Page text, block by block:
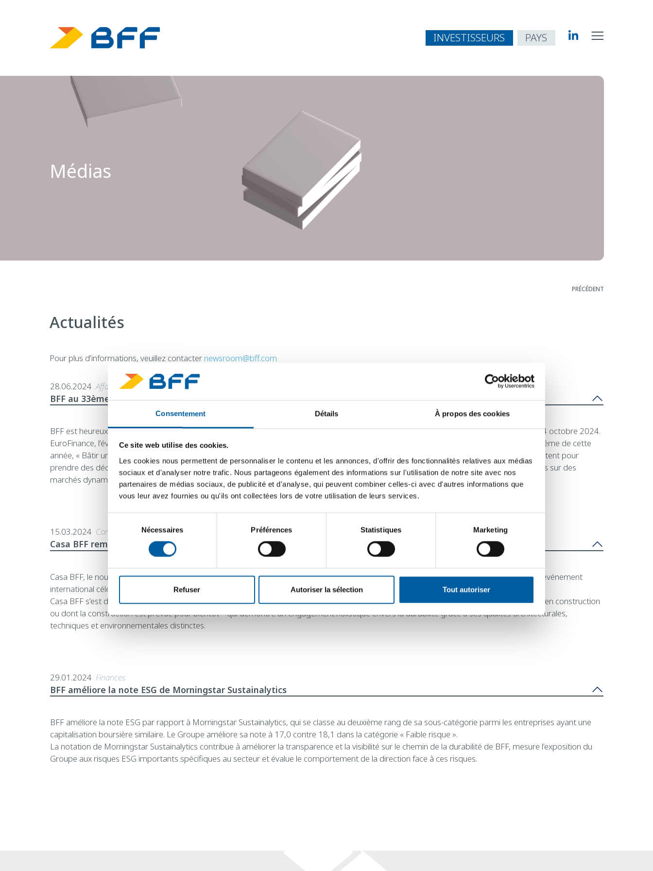
Consentement Détails À propos des cookies
Ce site web utilise des cookies.
Les cookies nous permettent de personnaliser le contenu et les annonces, d'offrir des fonctionnalités relatives aux médias
sociaux et d'analyser notre trafic. Nous partageons également des informations sur l'utilisation de notre site avec nos
partenaires de médias sociaux, de publicité et d'analyse, qui peuvent combiner celles-ci avec d'autres informations que
vous leur avez fournies ou qu'ils ont collectées lors de votre utilisation de leurs services.
du
consentement
Nécessaires Préférences Statistiques Marketing
Refuser Autoriser la sélection Tout autoriser
INVESTISSEURS PAYS
Médias
PRÉCÉDENT
Actualités
Pour plus d’informations, veuillez contacter newsroom@bff.com
28.06.2024 Affaires
BFF au 33ème EuroFinance du 2 au 4 octobre 2024
BFF est heureux de participer à la 33ème édition d’EuroFinance International Treasury Management, qui se tiendra à Copenhague du 2 au 4 octobre 2024.
EuroFinance, l’événement de trésorerie le plus influent au monde, accueille chaque année plus de 2000 professionnels de haut niveau. Le thème de cette
année, « Bâtir une trésorerie intelligente ensemble », explorera la façon dont les systèmes intelligents et les équipes de trésorerie se connectent pour
prendre des décisions fondées sur les données afin d’optimiser la gestion de la trésorerie, de débloquer des liquidités et de gérer les risques sur des
marchés dynamiques.
15.03.2024 Corporate
Casa BFF remporte le MIPIM Award 2024
Casa BFF, le nouveau siège de BFF Banking Group actuellement en construction à Milan, a été parmi les lauréats du MIPIM Awards 2024, l’événement
international célébrant les projets les plus utiles, durables et visionnaires du secteur immobilier.
Casa BFF s’est distinguée dans le "Best New Development" catégorie réservée à tout type de bâtiment ou d’aménagement – actuellement en construction
ou dont la construction est prévue pour bientôt – qui démontre un engagement holistique envers la durabilité grâce à ses qualités architecturales,
techniques et environnementales distinctes.
29.01.2024 Finances
BFF améliore la note ESG de Morningstar Sustainalytics
BFF améliore la note ESG par rapport à Morningstar Sustainalytics, qui se classe au deuxième rang de sa sous-catégorie parmi les entreprises ayant une
capitalisation boursière similaire. Le Groupe améliore sa note à 17,0 contre 18,1 dans la catégorie « Faible risque ».
La notation de Morningstar Sustainalytics contribue à améliorer la transparence et la visibilité sur le chemin de la durabilité de BFF, mesure l’exposition du
Groupe aux risques ESG importants spécifiques au secteur et évalue le comportement de la direction face à ces risques.